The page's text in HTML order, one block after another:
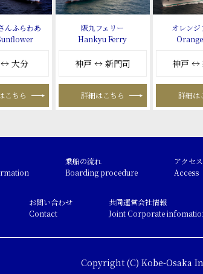
んふらわあ
大分
こちら
阪九フェリー
Hankyu Ferry
神戸 ↔ 新門司
詳細はこちら
オレンジ
神戸 ↔
詳細は
乗船の流れ
Boarding procedure
アクセ
Access
お問い合わせ
Contact
共同運営会社情報
Joint Corporate
Copyright (C) Kobe-Osaka